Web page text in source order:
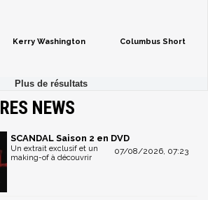
Kerry Washington Columbus Short
NEWS
SCANDAL Saison 2 en DVD
07/08/2026, 07:23
Un extrait exclusif et un
making-of à découvrir